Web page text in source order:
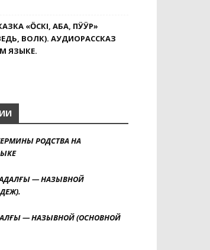
«ӦСКI, АБА, ПӰӰР»
ВОЛК). АУДИОРАССКАЗ
ЯЗЫКЕ.
РОДСТВА НА
— НАЗЫВНОЙ
— НАЗЫВНОЙ (ОСНОВНОЙ